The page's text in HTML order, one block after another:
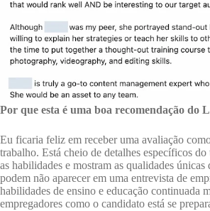
Por que esta é uma boa recomendação do
Eu ficaria feliz em receber uma avaliação
trabalho. Está cheio de detalhes específicos
as habilidades e mostram as qualidades únicas
podem não aparecer em uma entrevista de
habilidades de ensino e educação continuada
empregadores como o candidato está se